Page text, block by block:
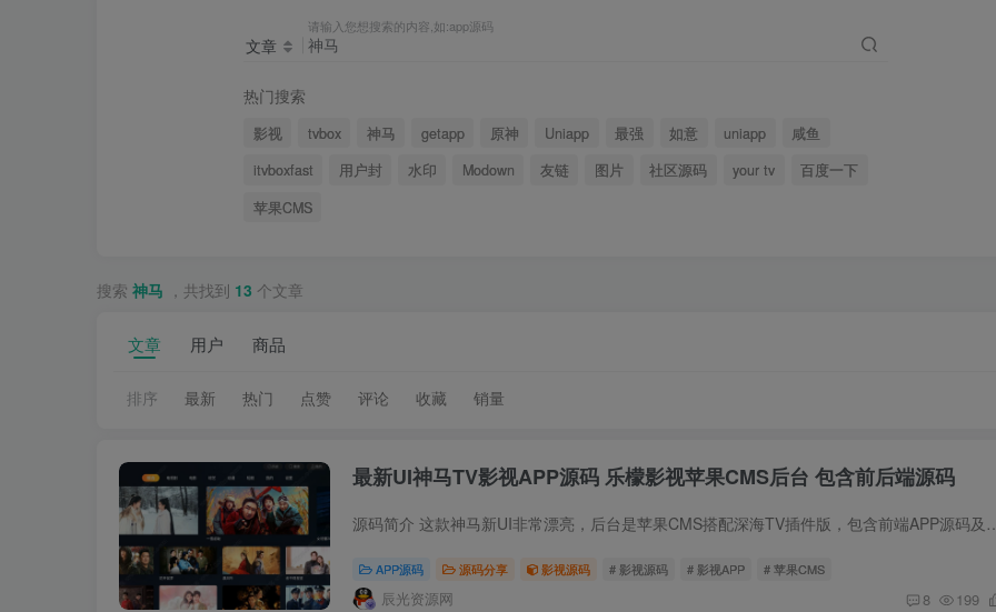
文章
请输入您想搜索的内容,如:app源码
热门搜索
影视 tvbox 神马 getapp 原神 Uniapp 最强 如意 uniapp
咸鱼
itvboxfast
用户封 水印 Modown 友链 图片 社区源码 your tv
百度一下
苹果CMS
搜索 神马 ，共找到 13 个文章
文章 用户 商品
排序 最新 热门 点赞 评论 收藏 销量
最新UI神马TV影视APP源码 乐檬影视苹果CMS后台 包含前后端源码
源码简介 这款神马新UI非常漂亮，后台是苹果CMS搭配深海TV插件版，包含前端
APP源码 源码分享 影视源码 # 影视源码 # 影视APP # 苹果CMS
辰光资源网 8 199